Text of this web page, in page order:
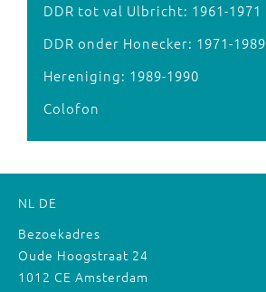
DDR tot val Ulbricht: 1961-1971
DDR onder Honecker: 1971-1989
Hereniging: 1989-1990
Colofon
NL DE
Bezoekadres
Oude Hoogstraat 24
1012 CE Amsterdam